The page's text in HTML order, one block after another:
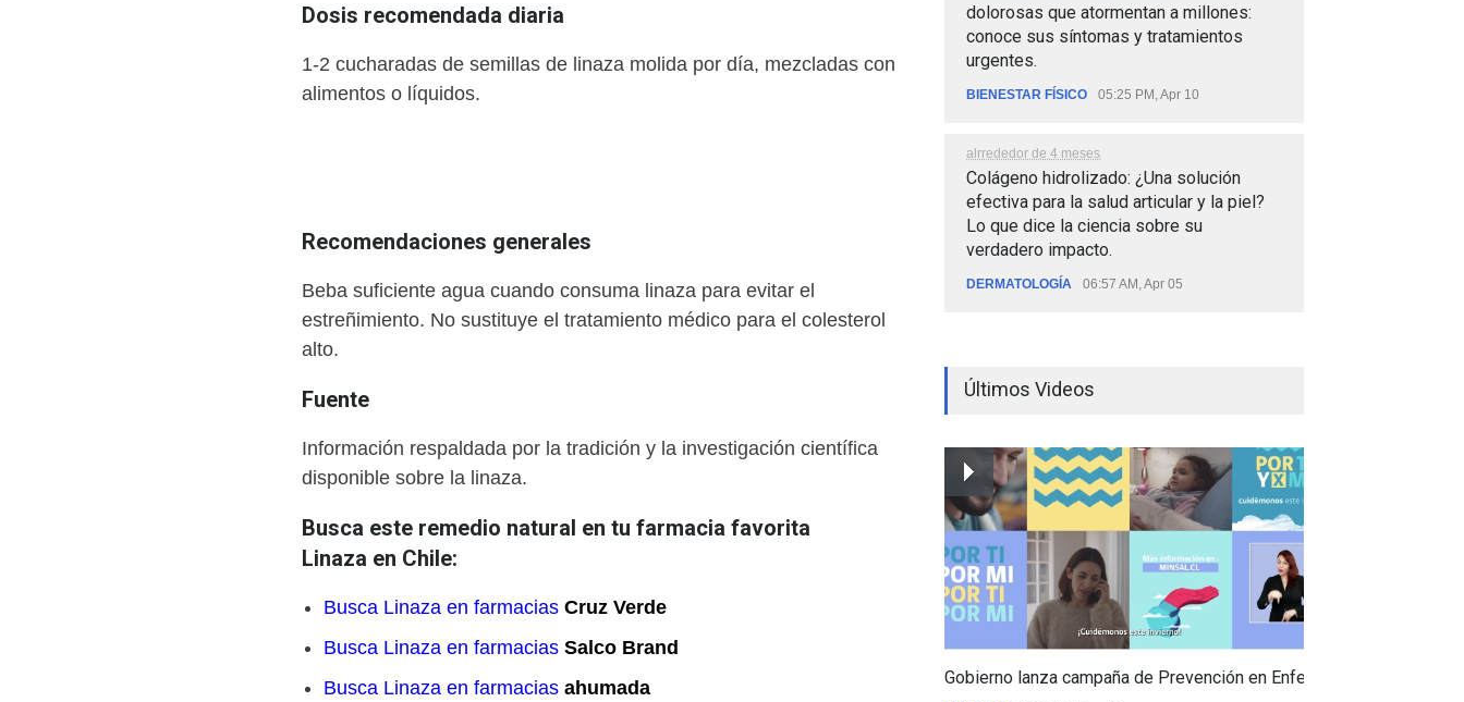
Dosis recomendada diaria
1-2 cucharadas de semillas de linaza molida por día, mezcladas con
alimentos o líquidos.
Recomendaciones generales
Beba suficiente agua cuando consuma linaza para evitar el
estreñimiento. No sustituye el tratamiento médico para el colesterol
alto.
Fuente
Información respaldada por la tradición y la investigación científica
disponible sobre la linaza.
Busca este remedio natural en tu farmacia favorita
Linaza en Chile:
Busca Linaza en farmacias Cruz Verde
Busca Linaza en farmacias Salco Brand
Busca Linaza en farmacias ahumada
dolorosas que atormentan a millones:
conoce sus síntomas y tratamientos
urgentes.
BIENESTAR FÍSICO 05:25 PM, Apr 10
alrrededor de 4 meses
Colágeno hidrolizado: ¿Una solución
efectiva para la salud articular y la piel?
Lo que dice la ciencia sobre su
verdadero impacto.
DERMATOLOGÍA 06:57 AM, Apr 05
Últimos Videos
Gobierno lanza campaña de Prevención en Enfermedades